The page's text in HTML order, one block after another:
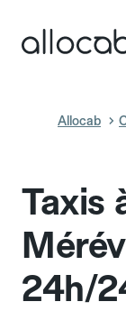
Allocab
Taxis
24h/